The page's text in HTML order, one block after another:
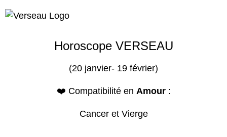
Horoscope VERSEAU
(20 janvier- 19 février)
❤️ Compatibilité en Amour:
Cancer et Vierge